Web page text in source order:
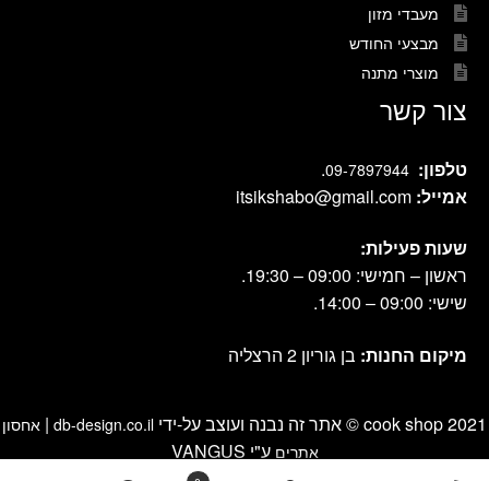
מעבדי מזון
מבצעי החודש
מוצרי מתנה
צור קשר
טלפון: 09-7897944
.
אמייל: itsikshabo@gmail.com
שעות פעילות:
ראשון – חמישי: 09:00 – 19:30.
שישי: 09:00 – 14:00.
מיקום החנות: בן גוריון 2 הרצליה
cook shop 2021 © אתר זה נבנה ועוצב על-ידי | אחסון
אתרים ע"י VANGUS